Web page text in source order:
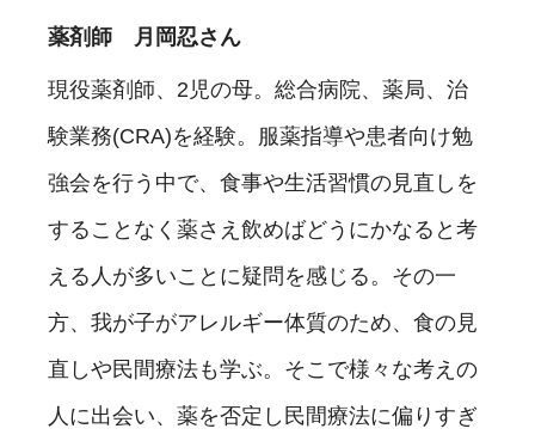
薬剤師 月岡忍さん
現役薬剤師、2児の母。総合病院、薬局、治
験業務(CRA)を経験。服薬指導や患者向け勉
強会を行う中で、食事や生活習慣の見直しを
することなく薬さえ飲めばどうにかなると考
える人が多いことに疑問を感じる。その一
方、我が子がアレルギー体質のため、食の見
直しや民間療法も学ぶ。そこで様々な考えの
人に出会い、薬を否定し民間療法に偏りすぎ